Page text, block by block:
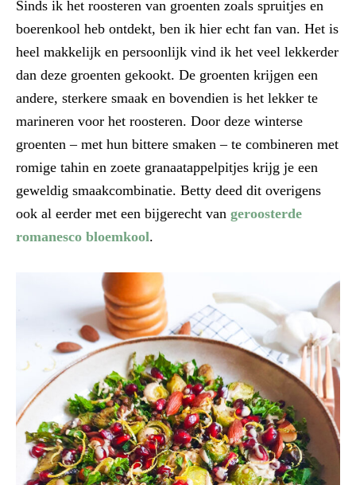
Sinds ik het roosteren van groenten zoals spruitjes en
boerenkool heb ontdekt, ben ik hier echt fan van. Het is
heel makkelijk en persoonlijk vind ik het veel lekkerder
dan deze groenten gekookt. De groenten krijgen een
andere, sterkere smaak en bovendien is het lekker te
marineren voor het roosteren. Door deze winterse
groenten – met hun bittere smaken – te combineren met
romige tahin en zoete granaatappelpitjes krijg je een
geweldig smaakcombinatie. Betty deed dit overigens
ook al eerder met een bijgerecht van geroosterde
romanesco bloemkool.